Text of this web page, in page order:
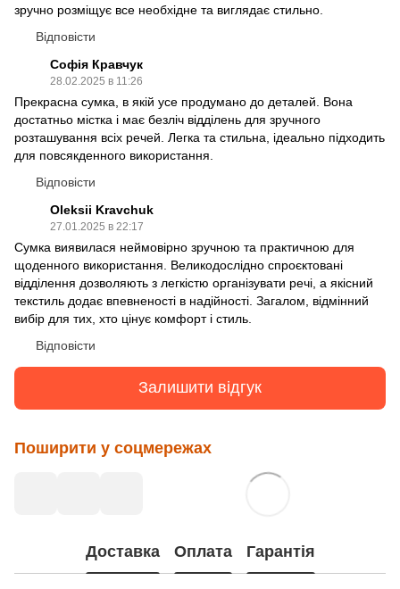
зручно розміщує все необхідне та виглядає стильно.
Відповісти
Софія Кравчук
28.02.2025 в 11:26
Прекрасна сумка, в якій усе продумано до деталей. Вона
достатньо містка і має безліч відділень для зручного
розташування всіх речей. Легка та стильна, ідеально підходить
для повсякденного використання.
Відповісти
Oleksii Kravchuk
27.01.2025 в 22:17
Сумка виявилася неймовірно зручною та практичною для
щоденного використання. Великодослідно спроєктовані
відділення дозволяють з легкістю організувати речі, а якісний
текстиль додає впевненості в надійності. Загалом, відмінний
вибір для тих, хто цінує комфорт і стиль.
Відповісти
Залишити відгук
Поширити у соцмережах
Доставка Оплата Гарантія